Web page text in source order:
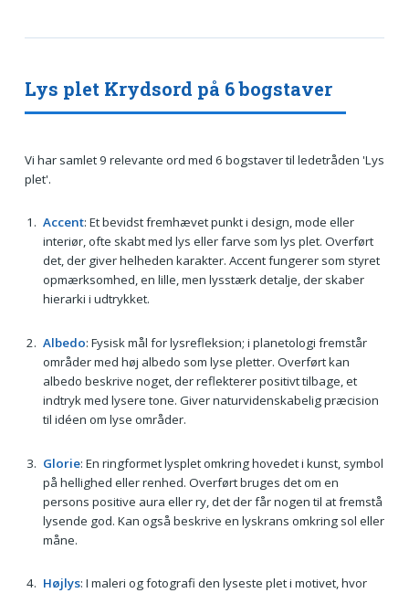
Lys plet Krydsord på 6 bogstaver
Vi har samlet 9 relevante ord med 6 bogstaver til ledetråden 'Lys
plet'.
Accent: Et bevidst fremhævet punkt i design, mode eller
interiør, ofte skabt med lys eller farve som lys plet. Overført
det, der giver helheden karakter. Accent fungerer som styret
opmærksomhed, en lille, men lysstærk detalje, der skaber
hierarki i udtrykket.
Albedo: Fysisk mål for lysrefleksion; i planetologi fremstår
områder med høj albedo som lyse pletter. Overført kan
albedo beskrive noget, der reflekterer positivt tilbage, et
indtryk med lysere tone. Giver naturvidenskabelig præcision
til idéen om lyse områder.
Glorie: En ringformet lysplet omkring hovedet i kunst, symbol
på hellighed eller renhed. Overført bruges det om en
persons positive aura eller ry, det der får nogen til at fremstå
lysende god. Kan også beskrive en lyskrans omkring sol eller
måne.
Højlys: I maleri og fotografi den lyseste plet i motivet, hvor